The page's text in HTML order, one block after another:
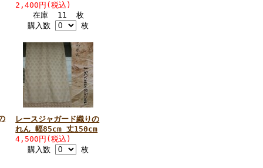
2,400円(税込)
在庫 11 枚
購入数
枚
レースジャガード織りの
れん 幅85cm 丈150cm
4,500円(税込)
購入数
枚